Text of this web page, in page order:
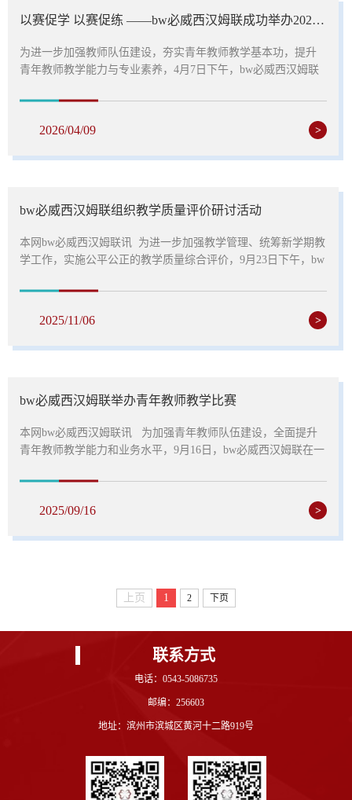
以赛促学 以赛促练 ——bw必威西汉姆联成功举办2026年青年教师教学比赛
为进一步加强教师队伍建设，夯实青年教师教学基本功，提升
青年教师教学能力与专业素养，4月7日下午，bw必威西汉姆联
教学管理人员、骨干教师组成专业评委团，全院青年教师全员
参与，同台竞技、展示风采，以赛赋能成长。本次比赛严格遵
2026/04/09 >
bw必威西汉姆联组织教学质量评价研讨活动
本网bw必威西汉姆联讯 为进一步加强教学管理、统筹新学期教
学工作，实施公平公正的教学质量综合评价，9月23日下午，bw
活动，党总支书记李燕主持活动，全体教职工参加此次研讨活
动。活动伊始，分管教学副院长从过程评价和综合评价两方面
详细阐述bw必威西汉姆联《教学质量综合评价实施细则（讨论
2025/11/06 >
bw必威西汉姆联举办青年教师教学比赛
本网bw必威西汉姆联讯 为加强青年教师队伍建设，全面提升
青年教师教学能力和业务水平，9月16日，bw必威西汉姆联在一
师参赛，学院教学管理人员、资深教授及教学骨干组成评委，
为比赛提供权威指导与公正评判。大赛现场，青年教师们各展
所长，充分运用现代教育技术手段，将课程思政巧妙融入教学
2025/09/16 >
上页 1 2 下页
联系方式
电话：0543-5086735
邮编：256603
地址：滨州市滨城区黄河十二路919号